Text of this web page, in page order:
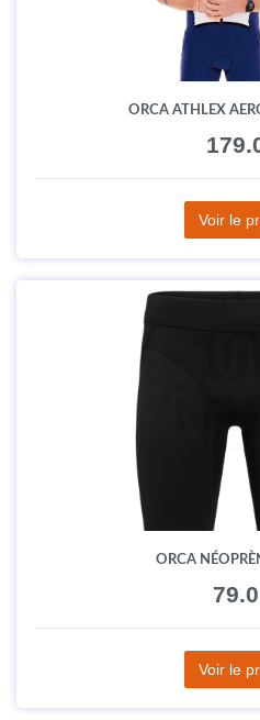
ORCA ATHLEX
Voir le
ORCA
Voir le